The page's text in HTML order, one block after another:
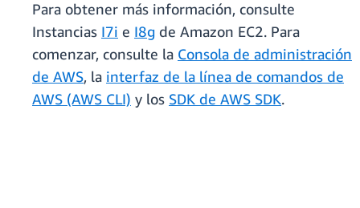
Para obtener más información, consulte
Instancias I7i e I8g de Amazon EC2. Para
comenzar, consulte la Consola de administración
de AWS, la interfaz de la línea de comandos de
AWS (AWS CLI) y los SDK de AWS SDK.